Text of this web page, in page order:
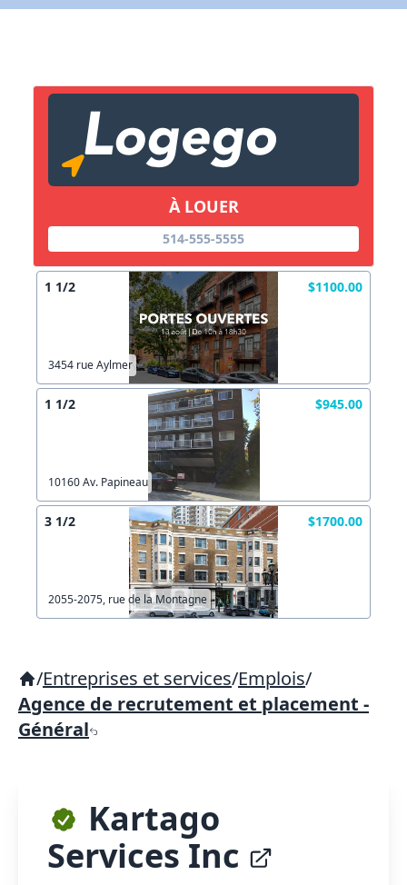
À LOUER
514-555-5555
1 1/2 $1100.00
3454 rue Aylmer
1 1/2 $945.00
10160 Av. Papineau
3 1/2 $1700.00
2055-2075, rue de la Montagne
/Entreprises et services/Emplois/
Agence de recrutement et placement -
Général
Kartago
Services Inc
X Fermer
Lien vers inscription (sera inclus dans courriel)
Copier lien